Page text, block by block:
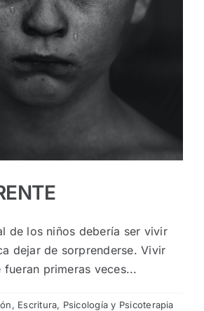
de los niños debería ser vivir
dejar de sorprenderse. Vivir
primeras veces...
, Escritura, Psicología y Psicoterapia